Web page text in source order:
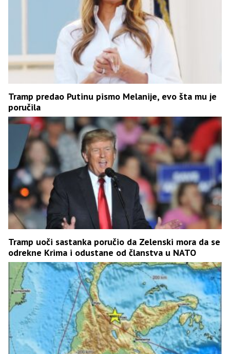
Tramp predao Putinu pismo Melanije, evo šta mu je
poručila
Tramp uoči sastanka poručio da Zelenski mora da se
odrekne Krima i odustane od članstva u NATO